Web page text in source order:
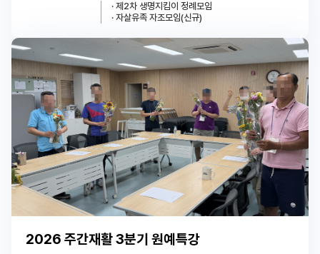
· 제2차 생명지킴이 정례모임
· 자살유족 자조모임(신규)
2026 주간재활 3분기 원예특강